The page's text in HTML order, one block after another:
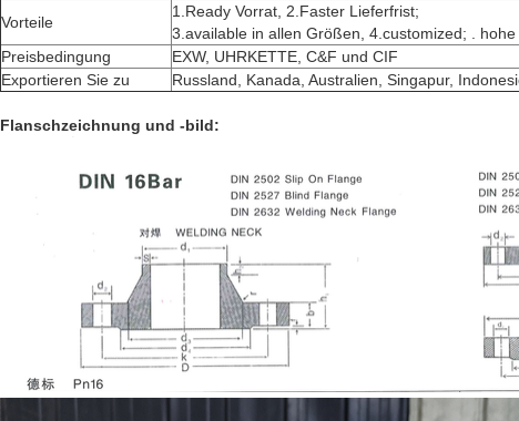
Vorteile
1.Ready Vorrat, 2.Faster Lieferfrist;
3.available in allen Größen, 4.customized; .
Preisbedingung
EXW, UHRKETTE, C&F und CIF
Exportieren Sie zu
Russland, Kanada, Australien, Singapur,
Flanschzeichnung und -bild: